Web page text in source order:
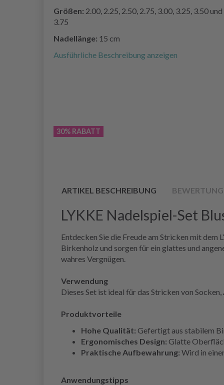
Größen: 2.00, 2.25, 2.50, 2.75, 3.00, 3.25, 3.50 und
3.75
Nadellänge: 15 cm
Ausführliche Beschreibung anzeigen
30% RABATT
ARTIKEL BESCHREIBUNG
LYKKE Nadelspiel-Set
Entdecken Sie die Freude am Stricken mit
Birkenholz und sorgen für ein glattes und
wahres Vergnügen.
Verwendung
Dieses Set ist ideal für das Stricken von
Produktvorteile
Hohe Qualität: Gefertigt aus stabilem
Ergonomisches Design: Glatte
Praktische Aufbewahrung: Wird in
Anwendungstipps